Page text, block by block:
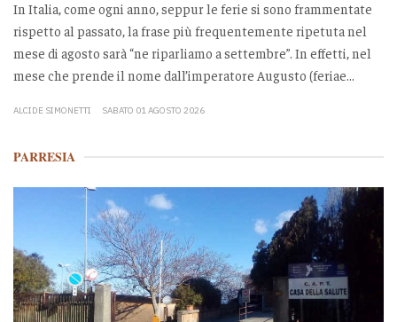
In Italia, come ogni anno, seppur le ferie si sono frammentate
rispetto al passato, la frase più frequentemente ripetuta nel
mese di agosto sarà “ne riparliamo a settembre”. In effetti, nel
mese che prende il nome dall’imperatore Augusto (feriae...
ALCIDE SIMONETTI SABATO 01 AGOSTO 2026
PARRESIA